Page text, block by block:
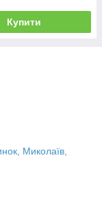
Купити
Миколаїв,